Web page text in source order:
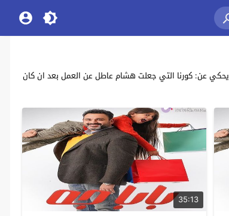
مشاهدة وتحميل جميع حلقات مسلسل الكوميديا المصري “بابا جه” بطولة: أكرم حسني ، سما إبراهيم ، محمود البزاوي ، لافينيا نادر ، نسرين أمين ، محمد أوتاكا baba jih يحكي عن: كورنا التي جعلت هشام عاطل عن العمل بعد ان كان
35:13